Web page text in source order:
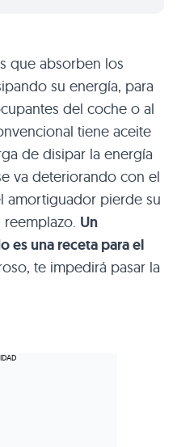
que absorben los
su energía, para
del coche o al
tiene aceite
de disipar la energía
va deteriorando con el
amortiguador pierde su
Un
es una receta para el
te impedirá pasar la